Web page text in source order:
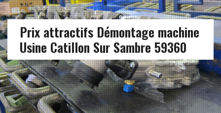
Prix attractifs Démontage machine
Usine Catillon Sur Sambre 59360